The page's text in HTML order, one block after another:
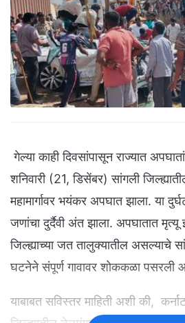
गेल्या काही दिवसांपासून राज्यात
शनिवारी (21, डिसेंबर) सांगली
महामार्गावर भयंकर अपघात झाला. या
जणांचा दुर्दैवी अंत झाला. अपघातात
जिल्ह्याच्या जत तालुक्यातील असल्याचे
घटनेने संपूर्ण गावावर शोककळा पसरली
याबाबत सविस्तर माहिती अशी की,